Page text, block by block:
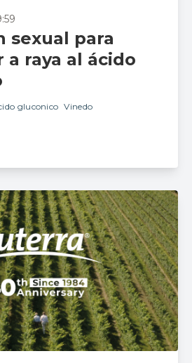
sexual para
a raya al ácido
gluconico Vinedo